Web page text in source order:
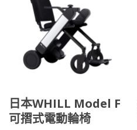
日本WHILL Model F
可摺式電動輪椅